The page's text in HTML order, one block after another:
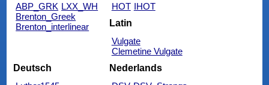
ABP_GRK LXX_WH
Brenton_Greek
Brenton_interlinear
HOT IHOT
Latin
Vulgate
Clemetine Vulgate
Deutsch
Nederlands